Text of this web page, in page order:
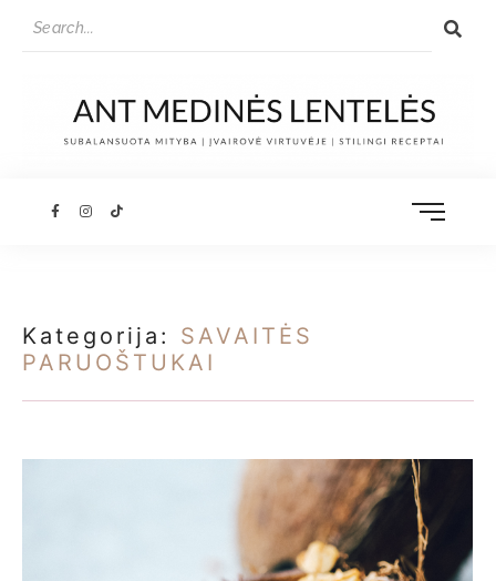
Kategorija: SAVAITĖS
PARUOŠTUKAI